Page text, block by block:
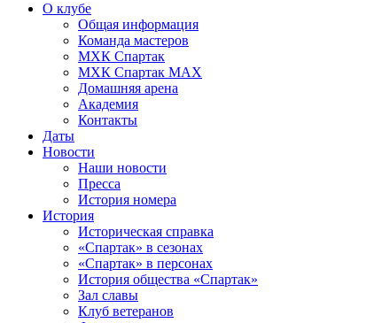
О клубе
Общая информация
Команда мастеров
МХК Спартак
МХК Спартак МАХ
Домашняя арена
Академия
Контакты
Даты
Новости
Наши новости
Пресса
История номера
История
Историческая справка
«Спартак» в сезонах
«Спартак» в персонах
История общества «Спартак»
Зал славы
Клуб ветеранов